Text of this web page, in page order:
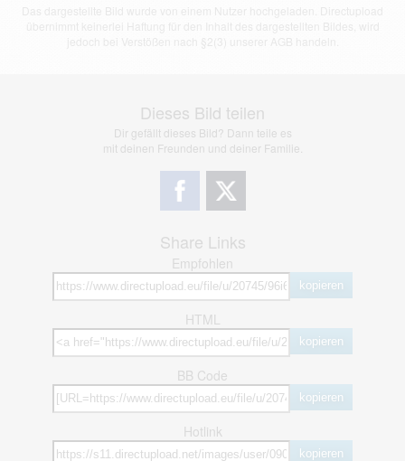
Dieses Bild teilen
Dir gefällt dieses Bild? Dann teile es
mit deinen Freunden und deiner Familie.
Share Links
Empfohlen
kopieren
HTML
kopieren
BB Code
kopieren
Hotlink
kopieren